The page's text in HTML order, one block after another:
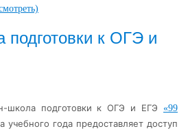
к ОГЭ и
школа подготовки к ОГЭ и ЕГЭ «99
учебного года предоставляет доступ